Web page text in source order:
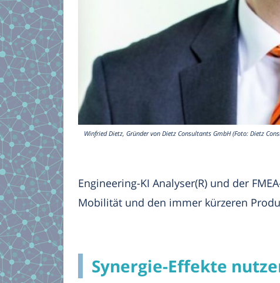
Winfried Dietz, Gründer von Dietz Consultants GmbH (Foto: Dietz
Engineering-KI Analyser(R) und der
Mobilität und den immer kürzeren
Synergie-Effekte